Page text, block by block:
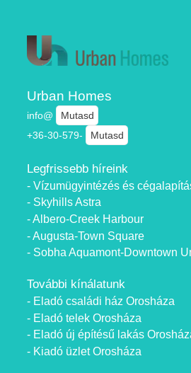
Urban Homes
info@
Mutasd
+36-30-579-
Mutasd
Legfrissebb híreink
- Vízumügyintézés és
- Skyhills Astra
- Albero-Creek Harbour
- Augusta-Town Square
- Sobha Aquamont-Downtown
További kínálatunk
- Eladó családi ház Orosháza
- Eladó telek Orosháza
- Eladó új építésű lakás
- Kiadó üzlet Orosháza